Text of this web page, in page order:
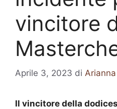
vincitore
Aprile 3, 2023 di Arianna
Il vincitore della